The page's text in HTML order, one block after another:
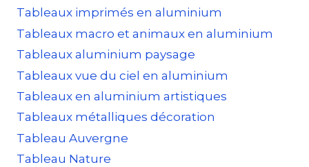
Tableaux imprimés en aluminium
Tableaux macro et animaux en aluminium
Tableaux aluminium paysage
Tableaux vue du ciel en aluminium
Tableaux en aluminium artistiques
Tableaux métalliques décoration
Tableau Auvergne
Tableau Nature